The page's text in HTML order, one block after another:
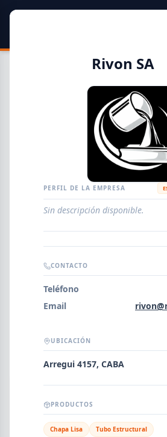
Guía de Empresas Metalúrgicas y
METALÚRGICAS
EMPRESAS AGREGAR
Error al cargar
NOMBRE
SEGMENTO
Rivon SA
PERFIL DE LA EMPRESA
Sin descripción disponible.
CONTACTO
Teléfono
Email
UBICACIÓN
Arregui 4157, CABA
PRODUCTOS
Chapa Lisa Tubo Estructural